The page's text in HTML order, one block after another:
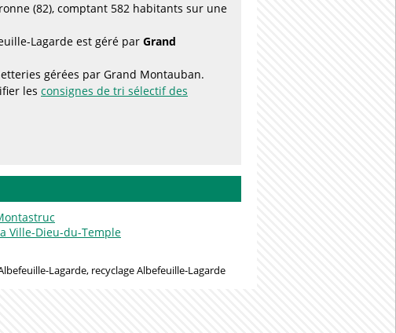
(82), comptant 582 habitants sur une
Lagarde est géré par Grand
gérées par Grand Montauban.
les consignes de tri sélectif des
Ville-Dieu-du-Temple
Lagarde, recyclage Albefeuille-Lagarde